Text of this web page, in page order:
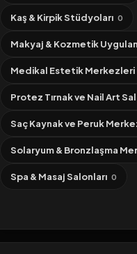
Kaş & Kirpik Stüdyoları 0
Makyaj & Kozmetik
Medikal Estetik Merkezleri
Protez Tırnak ve Nail Art
Saç Kaynak ve Peruk
Solaryum & Bronzlaşma
Spa & Masaj Salonları 0